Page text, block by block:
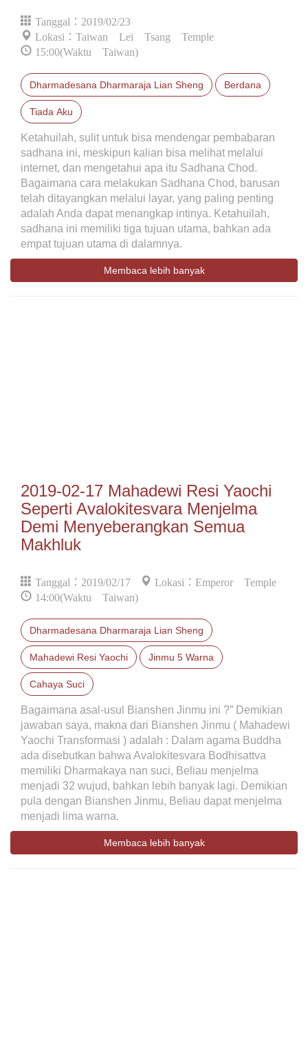
Tanggal：2019/02/23
Lokasi：Taiwan Lei Tsang Temple
15:00(Waktu Taiwan)
Dharmadesana Dharmaraja Lian Sheng Berdana
Tiada Aku
Ketahuilah, sulit untuk bisa mendengar pembabaran
sadhana ini, meskipun kalian bisa melihat melalui
internet, dan mengetahui apa itu Sadhana Chod.
Bagaimana cara melakukan Sadhana Chod, barusan
telah ditayangkan melalui layar, yang paling penting
adalah Anda dapat menangkap intinya. Ketahuilah,
sadhana ini memiliki tiga tujuan utama, bahkan ada
empat tujuan utama di dalamnya.
Membaca lebih banyak
2019-02-17 Mahadewi Resi Yaochi
Seperti Avalokitesvara Menjelma
Demi Menyeberangkan Semua
Makhluk
Tanggal：2019/02/17
Lokasi：Emperor Temple
14:00(Waktu Taiwan)
Dharmadesana Dharmaraja Lian Sheng
Mahadewi Resi Yaochi Jinmu 5 Warna
Cahaya Suci
Bagaimana asal-usul Bianshen Jinmu ini ?” Demikian
jawaban saya, makna dari Bianshen Jinmu ( Mahadewi
Yaochi Transformasi ) adalah : Dalam agama Buddha
ada disebutkan bahwa Avalokitesvara Bodhisattva
memiliki Dharmakaya nan suci, Beliau menjelma
menjadi 32 wujud, bahkan lebih banyak lagi. Demikian
pula dengan Bianshen Jinmu, Beliau dapat menjelma
menjadi lima warna.
Membaca lebih banyak